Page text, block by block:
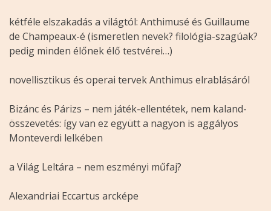
kétféle elszakadás a világtól: Anthimusé és Guillaume
de Champeaux-é (ismeretlen nevek? filológia-szagúak?
pedig minden élőnek élő testvérei…)
novellisztikus és operai tervek Anthimus elrablásáról
Bizánc és Párizs – nem játék-ellentétek, nem kaland-
összevetés: így van ez együtt a nagyon is aggályos
Monteverdi lelkében
a Világ Leltára – nem eszményi műfaj?
Alexandriai Eccartus arcképe